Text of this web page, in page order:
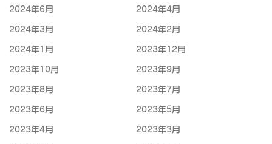
2024年6月 2024年4月
2024年3月 2024年2月
2024年1月 2023年12月
2023年10月 2023年9月
2023年8月 2023年7月
2023年6月 2023年5月
2023年4月 2023年3月